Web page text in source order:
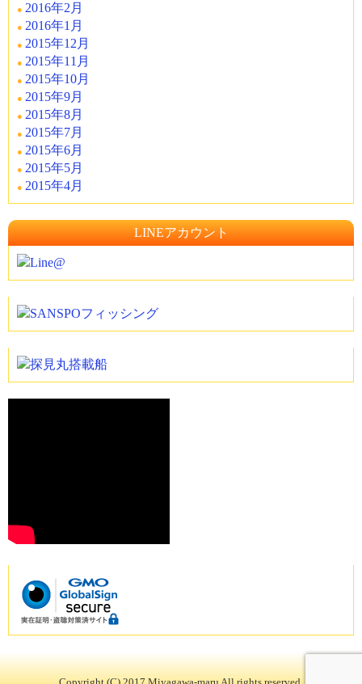
2016年2月
2016年1月
2015年12月
2015年11月
2015年10月
2015年9月
2015年8月
2015年7月
2015年6月
2015年5月
2015年4月
LINEアカウント